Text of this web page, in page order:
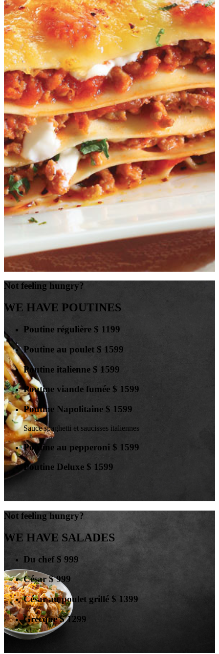
Not feeling hungry?
WE HAVE POUTINES
Poutine régulière $ 1199
Poutine au poulet $ 1599
Poutine italienne $ 1599
Poutine viande fumée $ 1599
Poutine Napolitaine $ 1599
Sauce spaghetti et saucisses italiennes
Poutine au pepperoni $ 1599
Poutine Deluxe $ 1599
Not feeling hungry?
WE HAVE SALADES
Du chef $ 999
César $999
César au poulet grillé $ 1399
Grecque $1299